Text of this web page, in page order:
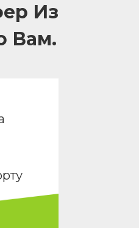
Из
Вам.